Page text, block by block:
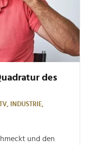
des
INDUSTRIE,
und den